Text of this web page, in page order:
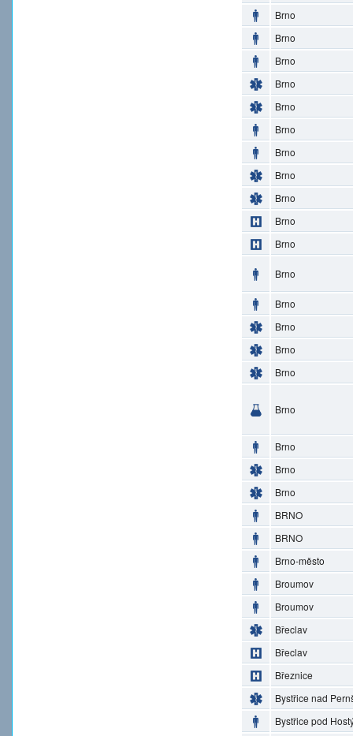
Brno
Brno
Brno
Brno
Brno
Brno
Brno
Brno
Brno
Brno
Brno
Brno
Brno
Brno
Brno
Brno
Brno
Brno
Brno
Brno
BRNO
BRNO
Brno-město
Broumov
Broumov
Břeclav
Břeclav
Březnice
Bystřice nad
Bystřice pod